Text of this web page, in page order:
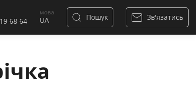
68 64
мова
Пошук Зв'язатись